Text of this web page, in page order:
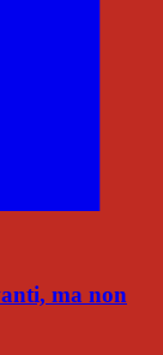
ma non